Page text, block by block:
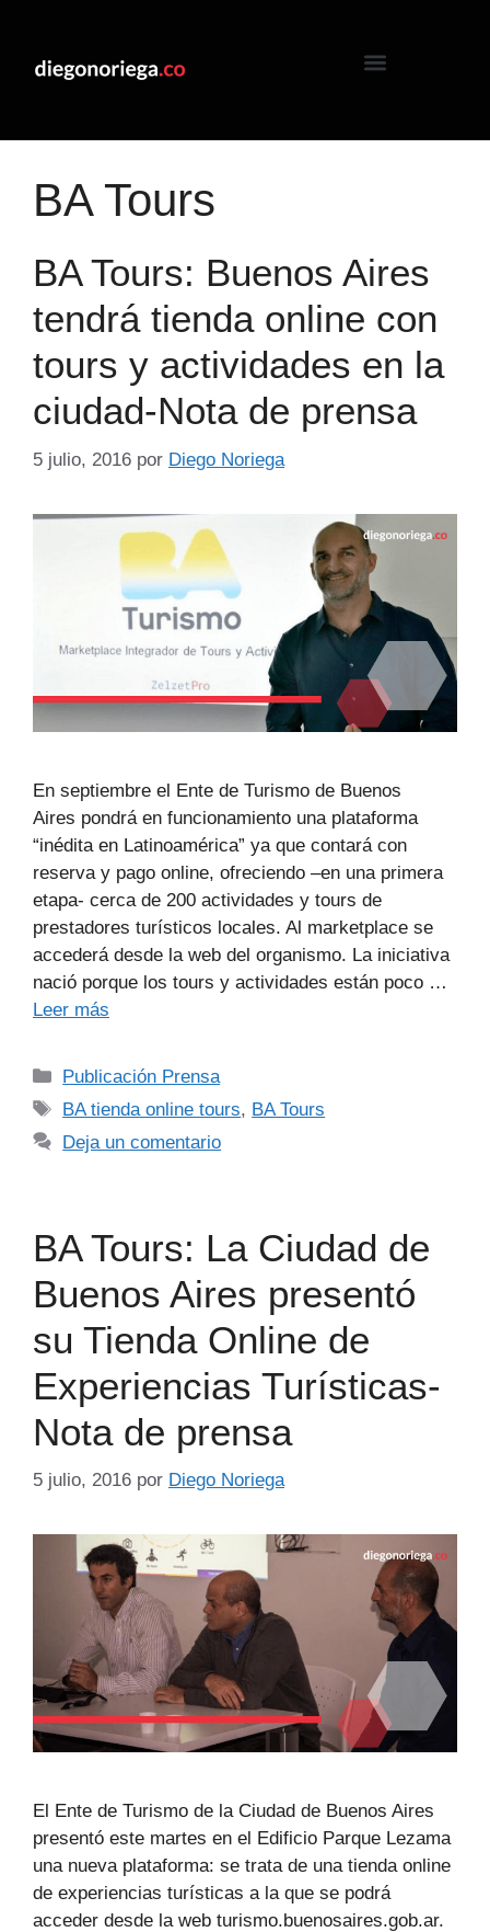
BA Tours
BA Tours: Buenos Aires
tendrá tienda online con
tours y actividades en la
ciudad-Nota de prensa
5 julio, 2016 por Diego Noriega
En septiembre el Ente de Turismo de Buenos
Aires pondrá en funcionamiento una plataforma
“inédita en Latinoamérica” ya que contará con
reserva y pago online, ofreciendo –en una primera
etapa- cerca de 200 actividades y tours de
prestadores turísticos locales. Al marketplace se
accederá desde la web del organismo. La iniciativa
nació porque los tours y actividades están poco …
Leer más
Publicación Prensa
BA tienda online tours, BA Tours
Deja un comentario
BA Tours: La Ciudad de
Buenos Aires presentó
su Tienda Online de
Experiencias Turísticas-
Nota de prensa
5 julio, 2016 por Diego Noriega
El Ente de Turismo de la Ciudad de Buenos Aires
presentó este martes en el Edificio Parque Lezama
una nueva plataforma: se trata de una tienda online
de experiencias turísticas a la que se podrá
acceder desde la web turismo.buenosaires.gob.ar.